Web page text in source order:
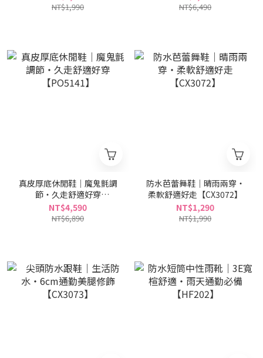
NT$1,990 NT$6,490
真皮厚底休閒鞋｜魔鬼氈調
節・久走舒適好穿
【PO5141】
NT$4,590
NT$6,890
防水芭蕾舞鞋｜晴雨兩穿・
柔軟舒適好走【CX3072】
NT$1,290
NT$1,990